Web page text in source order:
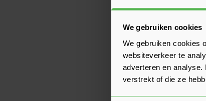
We gebruiken cookies
We gebruiken cookies
websiteverkeer te
adverteren en
verstrekt of die ze